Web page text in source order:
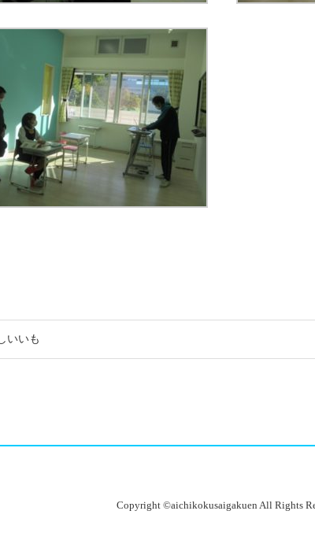
いいも
Copyright ©aichikokusaigakuen All Rights